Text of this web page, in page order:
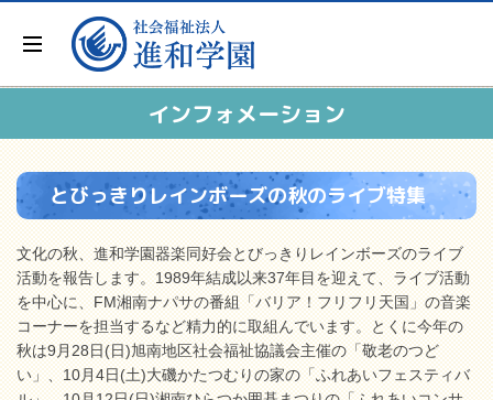
インフォメーション
とびっきりレインボーズの秋のライブ特集
文化の秋、進和学園器楽同好会とびっきりレインボーズのライブ
活動を報告します。1989年結成以来37年目を迎えて、ライブ活動
を中心に、FM湘南ナパサの番組「バリア！フリフリ天国」の音楽
コーナーを担当するなど精力的に取組んでいます。とくに今年の
秋は9月28日(日)旭南地区社会福祉協議会主催の「敬老のつど
い」、10月4日(土)大磯かたつむりの家の「ふれあいフェスティバ